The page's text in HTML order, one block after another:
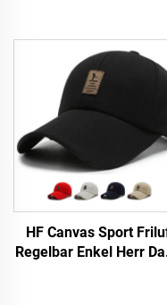
HF Canvas Sport
Regelbar Enkel Herr